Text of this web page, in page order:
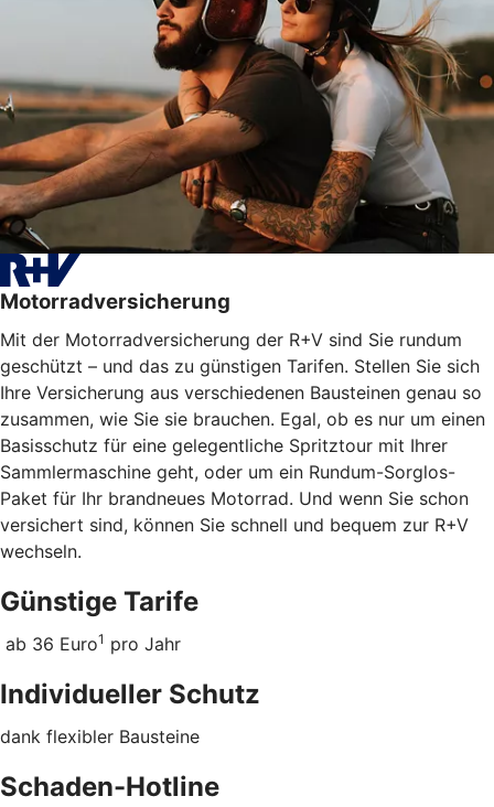
Motorradversicherung
Mit der Motorradversicherung der R+V sind Sie rundum
geschützt – und das zu günstigen Tarifen. Stellen Sie sich
Ihre Versicherung aus verschiedenen Bausteinen genau so
zusammen, wie Sie sie brauchen. Egal, ob es nur um einen
Basisschutz für eine gelegentliche Spritztour mit Ihrer
Sammlermaschine geht, oder um ein Rundum-Sorglos-
Paket für Ihr brandneues Motorrad. Und wenn Sie schon
versichert sind, können Sie schnell und bequem zur R+V
wechseln.
Günstige Tarife
ab 36 Euro1 pro Jahr
Individueller Schutz
dank flexibler Bausteine
Schaden-Hotline